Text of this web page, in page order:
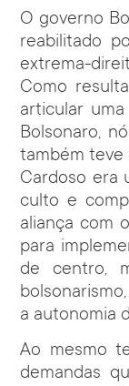
O governo
reabilitado
extrema-
Como
articular
Bolsonaro,
também teve
Cardoso era
culto e
aliança com
para
de centro,
a autonomia
Ao mesmo
demandas